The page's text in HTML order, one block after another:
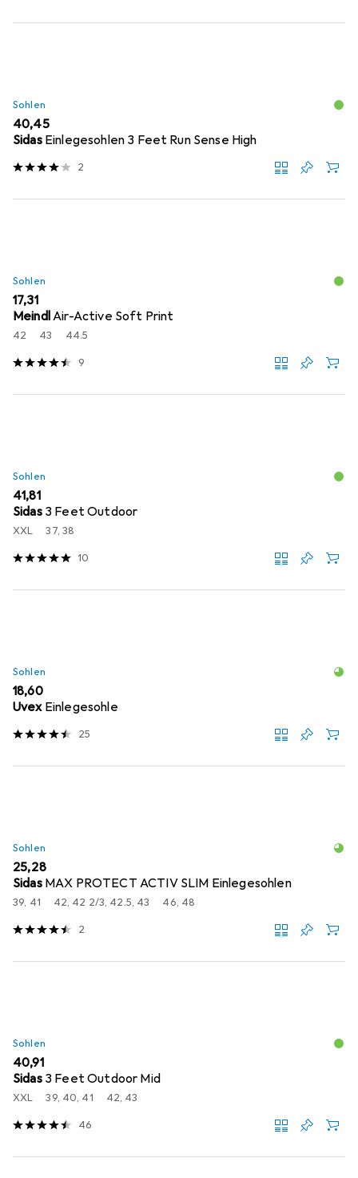
Sohlen
EUR
40,45
Sidas Einlegesohlen 3 Feet Run Sense High
2
Sohlen
EUR
17,31
MeindlAir-Active Soft Print
42 43 44.5
9
Sohlen
EUR
41,81
Sidas 3 Feet Outdoor
XXL 37, 38
10
Sohlen
EUR
18,60
Uvex Einlegesohle
25
Sohlen
EUR
25,28
Sidas MAX PROTECT ACTIV SLIM Einlegesohlen
39, 41 42, 42 2/3, 42.5, 43 46, 48
2
Sohlen
EUR
40,91
Sidas 3 Feet Outdoor Mid
XXL 39, 40, 41 42, 43
46